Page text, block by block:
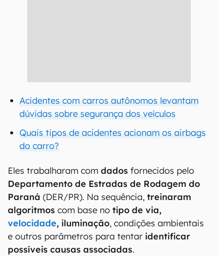
Acidentes com carros autônomos levantam
dúvidas sobre segurança dos veículos
Quais tipos de acidentes acionam os airbags
do carro?
Eles trabalharam com dados fornecidos pelo
Departamento de Estradas de Rodagem do
Paraná (DER/PR). Na sequência, treinaram
algoritmos com base no tipo de via,
velocidade, iluminação, condições ambientais
e outros parâmetros para tentar identificar
possíveis causas associadas.